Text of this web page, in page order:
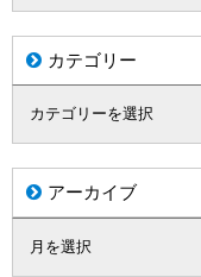
カテゴリー
アーカイブ